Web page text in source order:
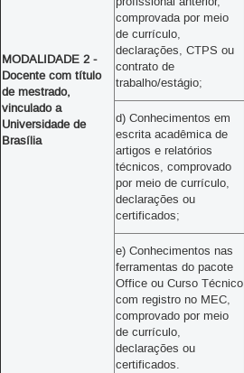
MODALIDADE 2 -
Docente com título
de mestrado,
vinculado a
Universidade de
Brasília
comprovada por meio
de currículo,
declarações, CTPS ou
contrato de
trabalho/estágio;
d) Conhecimentos em
escrita acadêmica de
artigos e relatórios
técnicos, comprovado
por meio de currículo,
declarações ou
certificados;
e) Conhecimentos nas
ferramentas do pacote
Office ou Curso Técnico
com registro no MEC,
comprovado por meio
de currículo,
declarações ou
certificados.